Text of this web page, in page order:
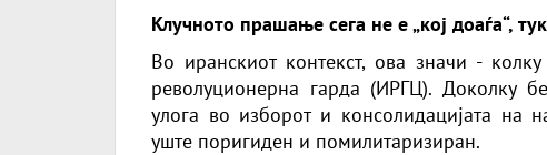
Клучното прашање сега не е „кој доаѓа“,
Во иранскиот контекст, ова значи -
револуционерна гарда (ИРГЦ). Доколку
улога во изборот и консолидацијата на
уште поригиден и помилитаризиран.